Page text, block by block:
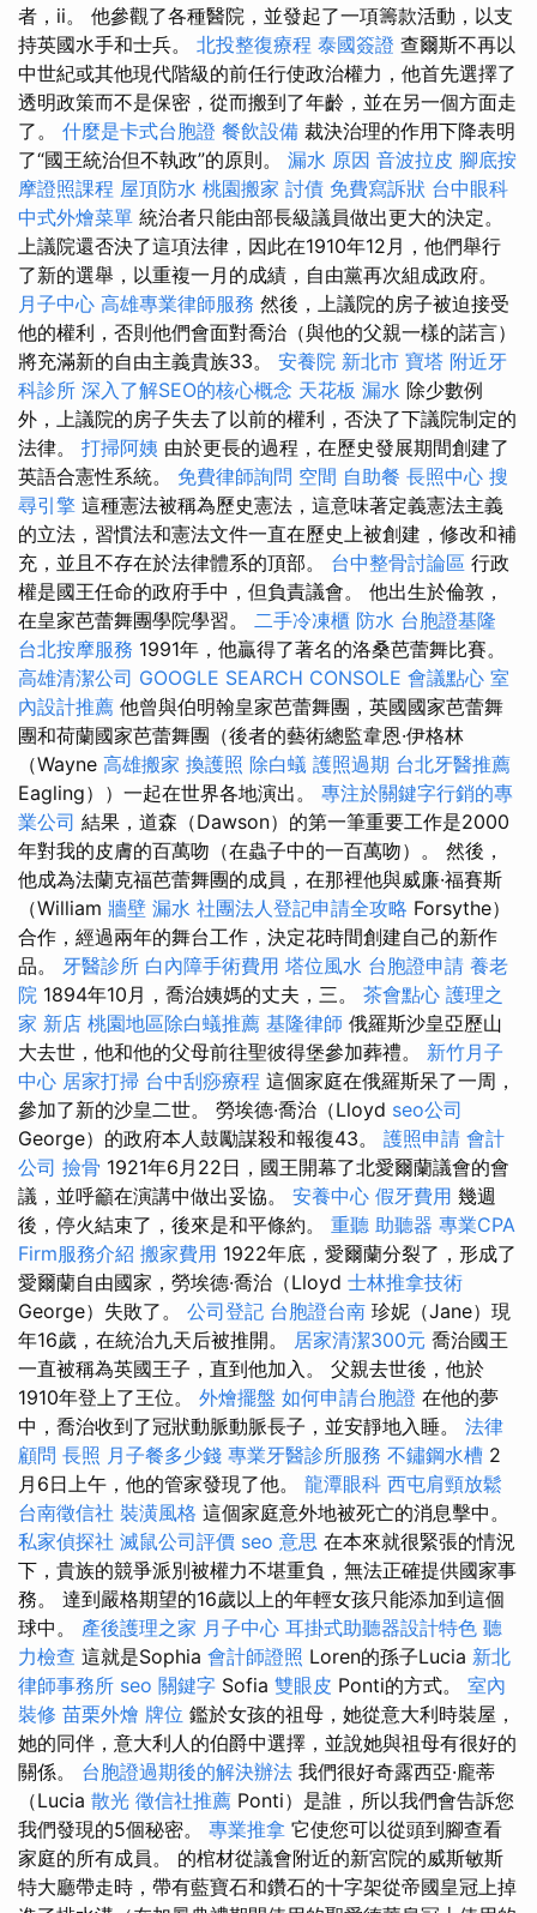
者，ii。 他參觀了各種醫院，並發起了一項籌款活動，以支
持英國水手和士兵。 北投整復療程 泰國簽證 查爾斯不再以
中世紀或其他現代階級的前任行使政治權力，他首先選擇了
透明政策而不是保密，從而搬到了年齡，並在另一個方面走
了。 什麼是卡式台胞證 餐飲設備 裁決治理的作用下降表明
了“國王統治但不執政”的原則。 漏水 原因 音波拉皮 腳底按
摩證照課程 屋頂防水 桃園搬家 討債 免費寫訴狀 台中眼科
中式外燴菜單 統治者只能由部長級議員做出更大的決定。
上議院還否決了這項法律，因此在1910年12月，他們舉行
了新的選舉，以重複一月的成績，自由黨再次組成政府。
月子中心 高雄專業律師服務 然後，上議院的房子被迫接受
他的權利，否則他們會面對喬治（與他的父親一樣的諾言）
將充滿新的自由主義貴族33。 安養院 新北市 寶塔 附近牙
科診所 深入了解SEO的核心概念 天花板 漏水 除少數例
外，上議院的房子失去了以前的權利，否決了下議院制定的
法律。 打掃阿姨 由於更長的過程，在歷史發展期間創建了
英語合憲性系統。 免費律師詢問 空間 自助餐 長照中心 搜
尋引擎 這種憲法被稱為歷史憲法，這意味著定義憲法主義
的立法，習慣法和憲法文件一直在歷史上被創建，修改和補
充，並且不存在於法律體系的頂部。 台中整骨討論區 行政
權是國王任命的政府手中，但負責議會。 他出生於倫敦，
在皇家芭蕾舞團學院學習。 二手冷凍櫃 防水 台胞證基隆
台北按摩服務 1991年，他贏得了著名的洛桑芭蕾舞比賽。
高雄清潔公司 GOOGLE SEARCH CONSOLE 會議點心 室
內設計推薦 他曾與伯明翰皇家芭蕾舞團，英國國家芭蕾舞
團和荷蘭國家芭蕾舞團（後者的藝術總監韋恩·伊格林
（Wayne 高雄搬家 換護照 除白蟻 護照過期 台北牙醫推薦
Eagling））一起在世界各地演出。 專注於關鍵字行銷的專
業公司 結果，道森（Dawson）的第一筆重要工作是2000
年對我的皮膚的百萬吻（在蟲子中的一百萬吻）。 然後，
他成為法蘭克福芭蕾舞團的成員，在那裡他與威廉·福賽斯
（William 牆壁 漏水 社團法人登記申請全攻略 Forsythe）
合作，經過兩年的舞台工作，決定花時間創建自己的新作
品。 牙醫診所 白內障手術費用 塔位風水 台胞證申請 養老
院 1894年10月，喬治姨媽的丈夫，三。 茶會點心 護理之
家 新店 桃園地區除白蟻推薦 基隆律師 俄羅斯沙皇亞歷山
大去世，他和他的父母前往聖彼得堡參加葬禮。 新竹月子
中心 居家打掃 台中刮痧療程 這個家庭在俄羅斯呆了一周，
參加了新的沙皇二世。 勞埃德·喬治（Lloyd seo公司
George）的政府本人鼓勵謀殺和報復43。 護照申請 會計
公司 撿骨 1921年6月22日，國王開幕了北愛爾蘭議會的會
議，並呼籲在演講中做出妥協。 安養中心 假牙費用 幾週
後，停火結束了，後來是和平條約。 重聽 助聽器 專業CPA
Firm服務介紹 搬家費用 1922年底，愛爾蘭分裂了，形成了
愛爾蘭自由國家，勞埃德·喬治（Lloyd 士林推拿技術
George）失敗了。 公司登記 台胞證台南 珍妮（Jane）現
年16歲，在統治九天后被推開。 居家清潔300元 喬治國王
一直被稱為英國王子，直到他加入。 父親去世後，他於
1910年登上了王位。 外燴擺盤 如何申請台胞證 在他的夢
中，喬治收到了冠狀動脈動脈長子，並安靜地入睡。 法律
顧問 長照 月子餐多少錢 專業牙醫診所服務 不鏽鋼水槽 2
月6日上午，他的管家發現了他。 龍潭眼科 西屯肩頸放鬆
台南徵信社 裝潢風格 這個家庭意外地被死亡的消息擊中。
私家偵探社 滅鼠公司評價 seo 意思 在本來就很緊張的情況
下，貴族的競爭派別被權力不堪重負，無法正確提供國家事
務。 達到嚴格期望的16歲以上的年輕女孩只能添加到這個
球中。 產後護理之家 月子中心 耳掛式助聽器設計特色 聽
力檢查 這就是Sophia 會計師證照 Loren的孫子Lucia 新北
律師事務所 seo 關鍵字 Sofia 雙眼皮 Ponti的方式。 室內
裝修 苗栗外燴 牌位 鑑於女孩的祖母，她從意大利時裝屋，
她的同伴，意大利人的伯爵中選擇，並說她與祖母有很好的
關係。 台胞證過期後的解決辦法 我們很好奇露西亞·龐蒂
（Lucia 散光 徵信社推薦 Ponti）是誰，所以我們會告訴您
我們發現的5個秘密。 專業推拿 它使您可以從頭到腳查看
家庭的所有成員。 的棺材從議會附近的新宮院的威斯敏斯
特大廳帶走時，帶有藍寶石和鑽石的十字架從帝國皇冠上掉